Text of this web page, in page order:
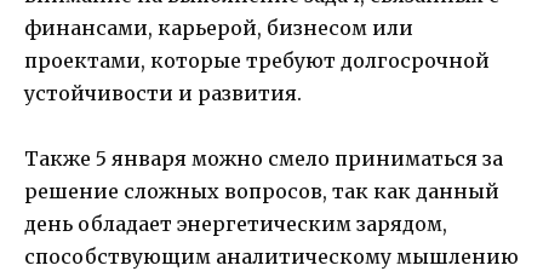
финансами, карьерой, бизнесом или
проектами, которые требуют долгосрочной
устойчивости и развития.
Также 5 января можно смело приниматься за
решение сложных вопросов, так как данный
день обладает энергетическим зарядом,
способствующим аналитическому мышлению